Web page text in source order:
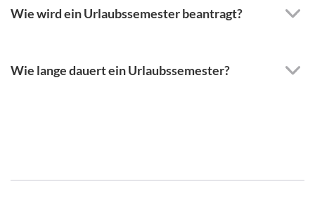
Wie wird ein Urlaubssemester beantragt?
Wie lange dauert ein Urlaubssemester?